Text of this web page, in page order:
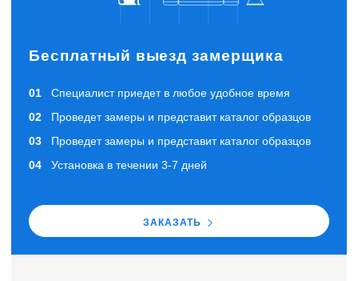
Бесплатный выезд замерщика
Специалист приедет в любое удобное время
Проведет замеры и представит каталог образцов
Проведет замеры и представит каталог образцов
Установка в течении 3-7 дней
ЗАКАЗАТЬ